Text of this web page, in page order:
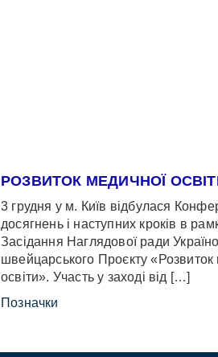
РОЗВИТОК МЕДИЧНОЇ
3 грудня у м. Київ відбулася
досягнень і наступних кроків в
Засідання Наглядової ради
швейцарського Проєкту «Розвиток
освіти». Участь у заході від […]
Позначки